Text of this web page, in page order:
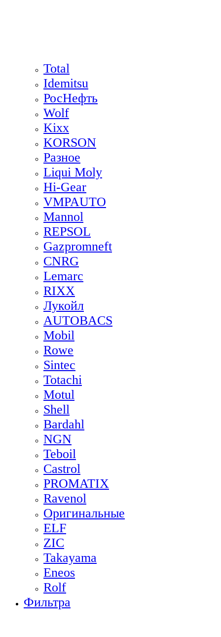
Total
Idemitsu
РосНефть
Wolf
Kixx
KORSON
Разное
Liqui Moly
Hi-Gear
VMPAUTO
Mannol
REPSOL
Gazpromneft
CNRG
Lemarc
RIXX
Лукойл
AUTOBACS
Mobil
Rowe
Sintec
Totachi
Motul
Shell
Bardahl
NGN
Teboil
Castrol
PROMATIX
Ravenol
Оригинальные
ELF
ZIC
Takayama
Eneos
Rolf
Фильтра